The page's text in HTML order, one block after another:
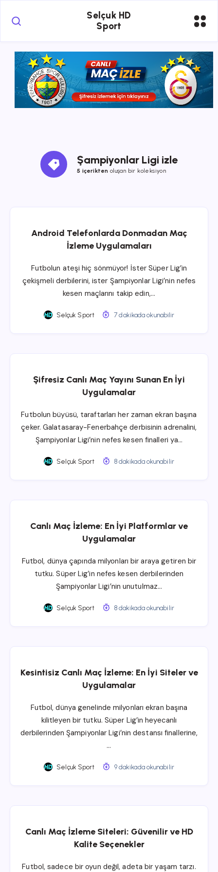
Selçuk HD
Sport
Şampiyonlar Ligi izle
5 içerikten oluşan bir koleksiyon
Android Telefonlarda Donmadan Maç
İzleme Uygulamaları
Futbolun ateşi hiç sönmüyor! İster Süper Lig’in
çekişmeli derbilerini, ister Şampiyonlar Ligi’nin nefes
kesen maçlarını takip edin,…
Selçuk Sport 7 dakikada okunabilir
Şifresiz Canlı Maç Yayını Sunan En İyi
Uygulamalar
Futbolun büyüsü, taraftarları her zaman ekran başına
çeker. Galatasaray-Fenerbahçe derbisinin adrenalini,
Şampiyonlar Ligi’nin nefes kesen finalleri ya…
Selçuk Sport 8 dakikada okunabilir
Canlı Maç İzleme: En İyi Platformlar ve
Uygulamalar
Futbol, dünya çapında milyonları bir araya getiren bir
tutku. Süper Lig’in nefes kesen derbilerinden
Şampiyonlar Ligi’nin unutulmaz…
Selçuk Sport 8 dakikada okunabilir
Kesintisiz Canlı Maç İzleme: En İyi Siteler ve
Uygulamalar
Futbol, dünya genelinde milyonları ekran başına
kilitleyen bir tutku. Süper Lig’in heyecanlı
derbilerinden Şampiyonlar Ligi’nin destansı finallerine,
…
Selçuk Sport 9 dakikada okunabilir
Canlı Maç İzleme Siteleri: Güvenilir ve HD
Kalite Seçenekler
Futbol, sadece bir oyun değil, adeta bir yaşam tarzı.